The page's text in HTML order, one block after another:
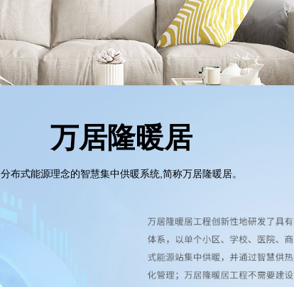
万居隆暖居
分布式能源理念的智慧集中供暖系统,简称万居隆暖居。